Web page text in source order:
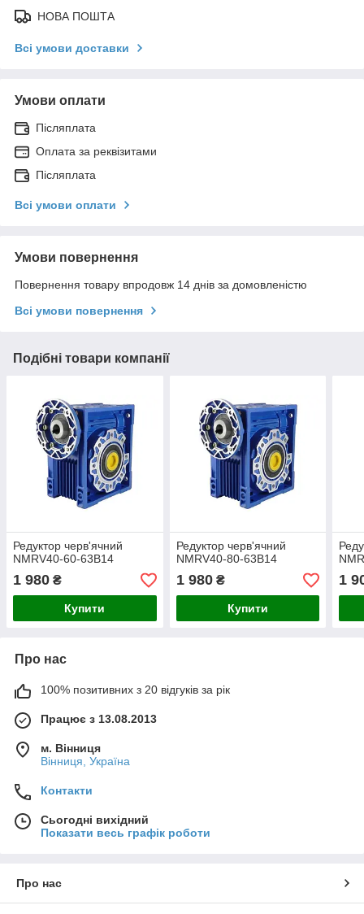
НОВА ПОШТА
Всі умови доставки
Умови оплати
Післяплата
Оплата за реквізитами
Післяплата
Всі умови оплати
Умови повернення
Повернення товару впродовж 14 днів за домовленістю
Всі умови повернення
Подібні товари компанії
Редуктор черв'ячний
NMRV40-60-63B14
1 980 ₴
Купити
Редуктор черв'ячний
NMRV40-80-63B14
1 980₴
Купити
1
Про нас
100% позитивних з 20 відгуків за рік
Працює з 13.08.2013
м. Вінниця
Вінниця, Україна
Контакти
Сьогодні вихідний
Показати весь графік роботи
Про нас